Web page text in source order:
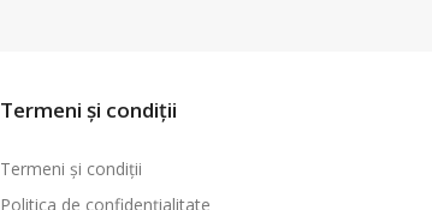
Termeni și condiții
Termeni și condiții
Politica de confidențialitate